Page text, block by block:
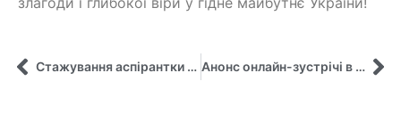
Стажування аспірантки другого року навчання Анонс онлайн-зустрічі в рамках курсу «Інтеркультуралізм у Публічному Управлінні»